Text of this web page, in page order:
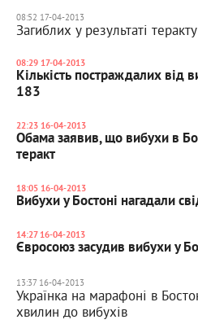
08:52 17-04-2013
Загиблих у результаті
08:29 17-04-2013
Кількість постраждалих від
183
22:23 16-04-2013
Обама заявив, що вибухи в
теракт
18:05 16-04-2013
Вибухи у Бостоні нагадали
14:27 16-04-2013
Євросоюз засудив вибухи у
13:37 16-04-2013
Українка на марафоні в
хвилин до вибухів